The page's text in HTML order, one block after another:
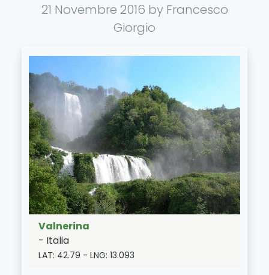
21 Novembre 2016 by Francesco
Giorgio
Valnerina
- Italia
LAT: 42.79 - LNG: 13.093